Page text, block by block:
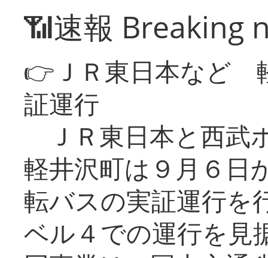
📶速報 Breaking
👉ＪＲ東日本など
証運行
ＪＲ東日本と西武
軽井沢町は９月６日
転バスの実証運行を
ベル４での運行を見